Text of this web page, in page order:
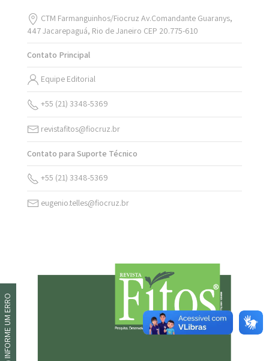
CTM Farmanguinhos/Fiocruz Av.Comandante Guaranys,
447 Jacarepaguá, Rio de Janeiro CEP 20.775-610
Contato Principal
Equipe Editorial
+55 (21) 3348-5369
revistafitos@fiocruz.br
Contato para Suporte Técnico
+55 (21) 3348-5369
eugenio.telles@fiocruz.br
INFORME UM ERRO